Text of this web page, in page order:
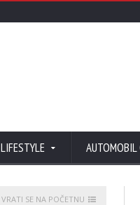
LIFESTYLE AUTOMOBIL
VRATI SE NA POČETNU